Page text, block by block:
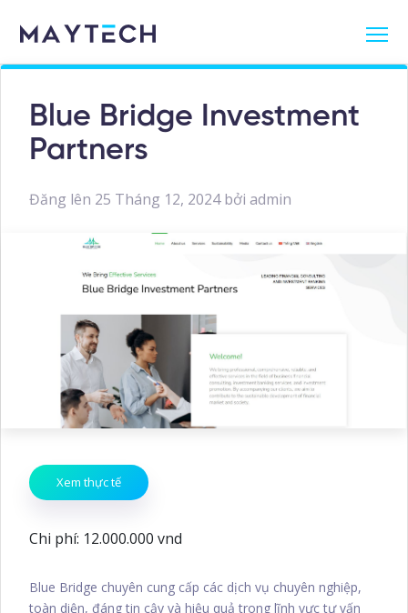
Blue Bridge Investment
Partners
Đăng lên 25 Tháng 12, 2024bởi admin
Xem thực tế
Chi phí: 12.000.000 vnd
Blue Bridge chuyên cung cấp các dịch vụ chuyên nghiệp,
toàn diện, đáng tin cậy và hiệu quả trong lĩnh vực tư vấn